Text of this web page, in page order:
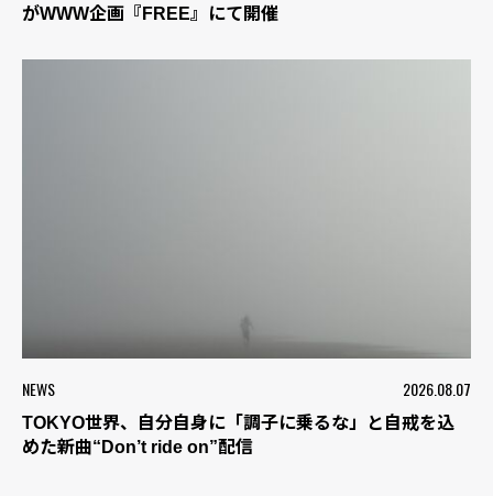
がWWW企画『FREE』にて開催
NEWS 2026.08.07
TOKYO世界、自分自身に「調子に乗るな」と自戒を込
めた新曲“Don’t ride on”配信